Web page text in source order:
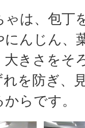
ゃは、包丁
にんじん、
きさをそ
を防ぎ、
らです。